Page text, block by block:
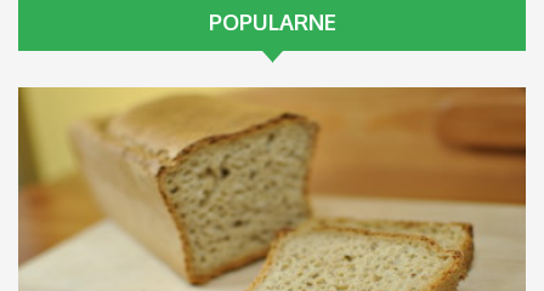
POPULARNE